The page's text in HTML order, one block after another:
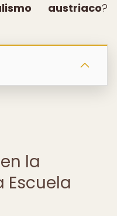
austriaco?
la
Escuela